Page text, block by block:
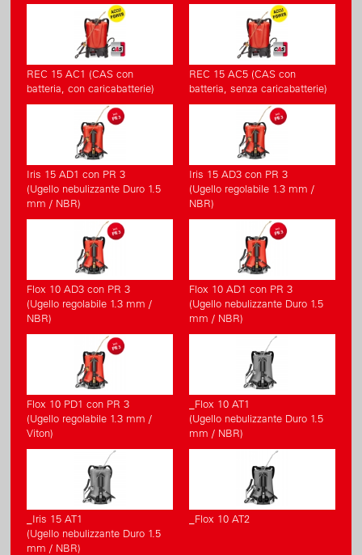
REC 15 AC1 (CAS con
batteria, con caricabatterie)
REC 15 AC5 (CAS con
batteria, senza caricabatterie)
Iris 15 AD1 con PR 3
(Ugello nebulizzante Duro 1.5
mm / NBR)
Iris 15 AD3 con PR 3
(Ugello regolabile 1.3 mm /
NBR)
Flox 10 AD3 con PR 3
(Ugello regolabile 1.3 mm /
NBR)
Flox 10 AD1 con PR 3
(Ugello nebulizzante Duro 1.5
mm / NBR)
Flox 10 PD1 con PR 3
(Ugello regolabile 1.3 mm /
Viton)
_Flox 10 AT1
(Ugello nebulizzante Duro 1.5
mm / NBR)
_Iris 15 AT1
(Ugello nebulizzante Duro 1.5
mm / NBR)
_Flox 10 AT2